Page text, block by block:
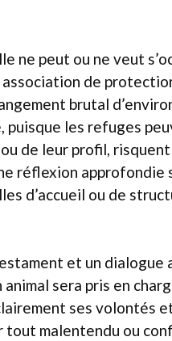
ne peut ou ne veut
association de
brutal
les refuges
de leur profil,
réflexion approfondie
d’accueil ou de
et un dialogue
sera pris en
ses volontés
tout malentendu ou